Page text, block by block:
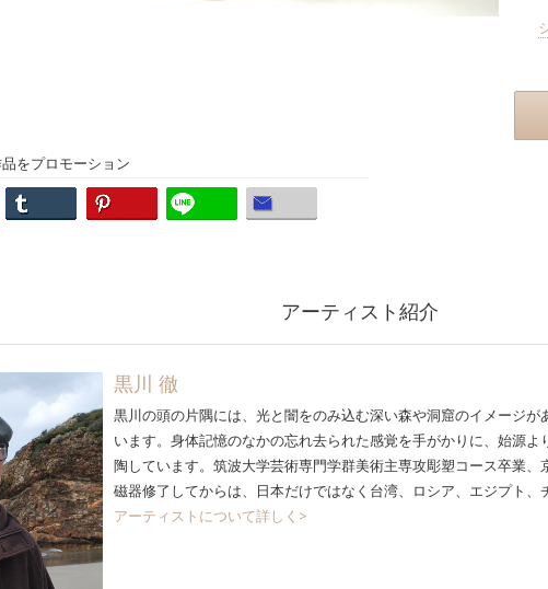
をプロモーション
アーティスト紹介
黒川 徹
黒川の頭の片隅には、光と闇をのみ込む深い森や洞窟のイメージ
います。身体記憶のなかの忘れ去られた感覚を手がかりに、始源
陶しています。筑波大学芸術専門学群美術主専攻彫塑コース卒業
磁器修了してからは、日本だけではなく台湾、ロシア、エジプト、
アーティストについて詳しく>